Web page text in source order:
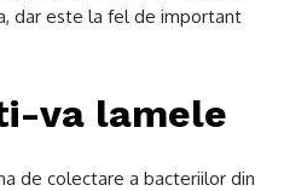
dar este la fel de important
va lamele
de colectare a bacteriilor din